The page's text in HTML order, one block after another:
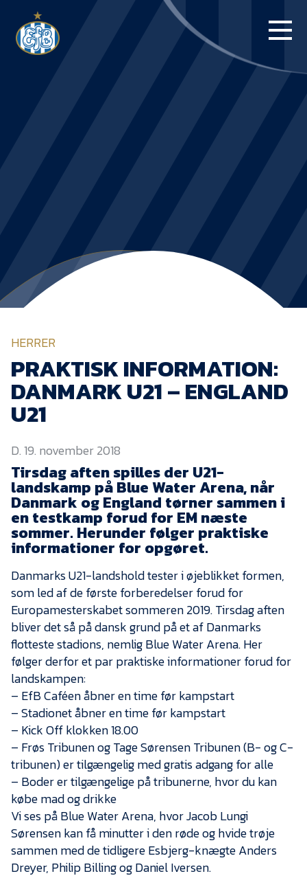
BLUE WATER
NYHEDER
Sydvestjysk Fodbold
Samarbejde
Partnere
Blue Water Arena
Aktionærinformation
Kontakt
Job i EfB
Presse
HERRER
PRAKTISK INFORMATION:
DANMARK U21 – ENGLAND
U21
D. 19. november 2018
Tirsdag aften spilles der U21-
landskamp på Blue Water Arena, når
Danmark og England tørner sammen i
en testkamp forud for EM næste
sommer. Herunder følger praktiske
informationer for opgøret.
Danmarks U21-landshold tester i øjeblikket formen,
som led af de første forberedelser forud for
Europamesterskabet sommeren 2019. Tirsdag aften
bliver det så på dansk grund på et af Danmarks
flotteste stadions, nemlig Blue Water Arena. Her
følger derfor et par praktiske informationer forud for
landskampen:
– EfB Caféen åbner en time før kampstart
– Stadionet åbner en time før kampstart
– Kick Off klokken 18.00
– Frøs Tribunen og Tage Sørensen Tribunen (B- og C-
tribunen) er tilgængelig med gratis adgang for alle
– Boder er tilgængelige på tribunerne, hvor du kan
købe mad og drikke
Vi ses på Blue Water Arena, hvor Jacob Lungi
Sørensen kan få minutter i den røde og hvide trøje
sammen med de tidligere Esbjerg-knægte Anders
Dreyer, Philip Billing og Daniel Iversen.